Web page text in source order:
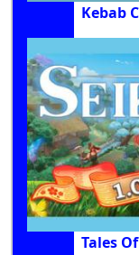
Kebab
Tales